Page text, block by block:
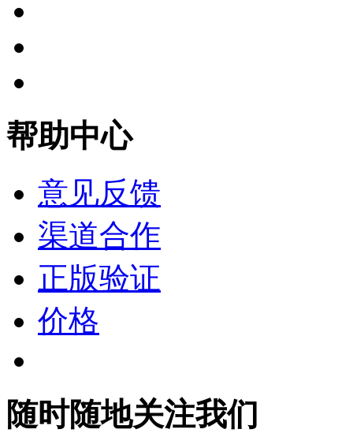
帮助中心
意见反馈
渠道合作
正版验证
价格
随时随地关注我们